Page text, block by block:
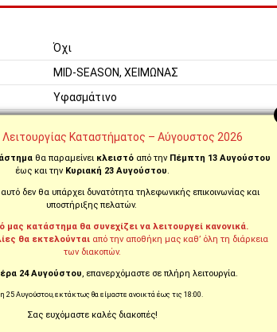
Όχι
MID-SEASON, ΧΕΙΜΩΝΑΣ
Υφασμάτινο
Ανδρικό
Κοντό
Ναι
Καταστήματος – Αύγουστος 2026
θα παραμείνει κλειστό από τηνΠέμπτη 13 Αυγούστου
έως και την Κυριακή 23 Αυγούστου.
δεν θα υπάρχει δυνατότητα τηλεφωνικής επικοινωνίας και
υποστήριξης πελατών.
μας κατάστημα θα συνεχίζει να λειτουργεί κανονικά.
θα εκτελούνται από την αποθήκη μας καθ’ όλη τη διάρκεια
των διακοπών.
24 Αυγούστου, επανερχόμαστε σε πλήρη λειτουργία.
25 Αυγούστου, εκτάκτως θα είμαστε ανοικτά έως τις 18:00.
Σας ευχόμαστε καλές διακοπές!